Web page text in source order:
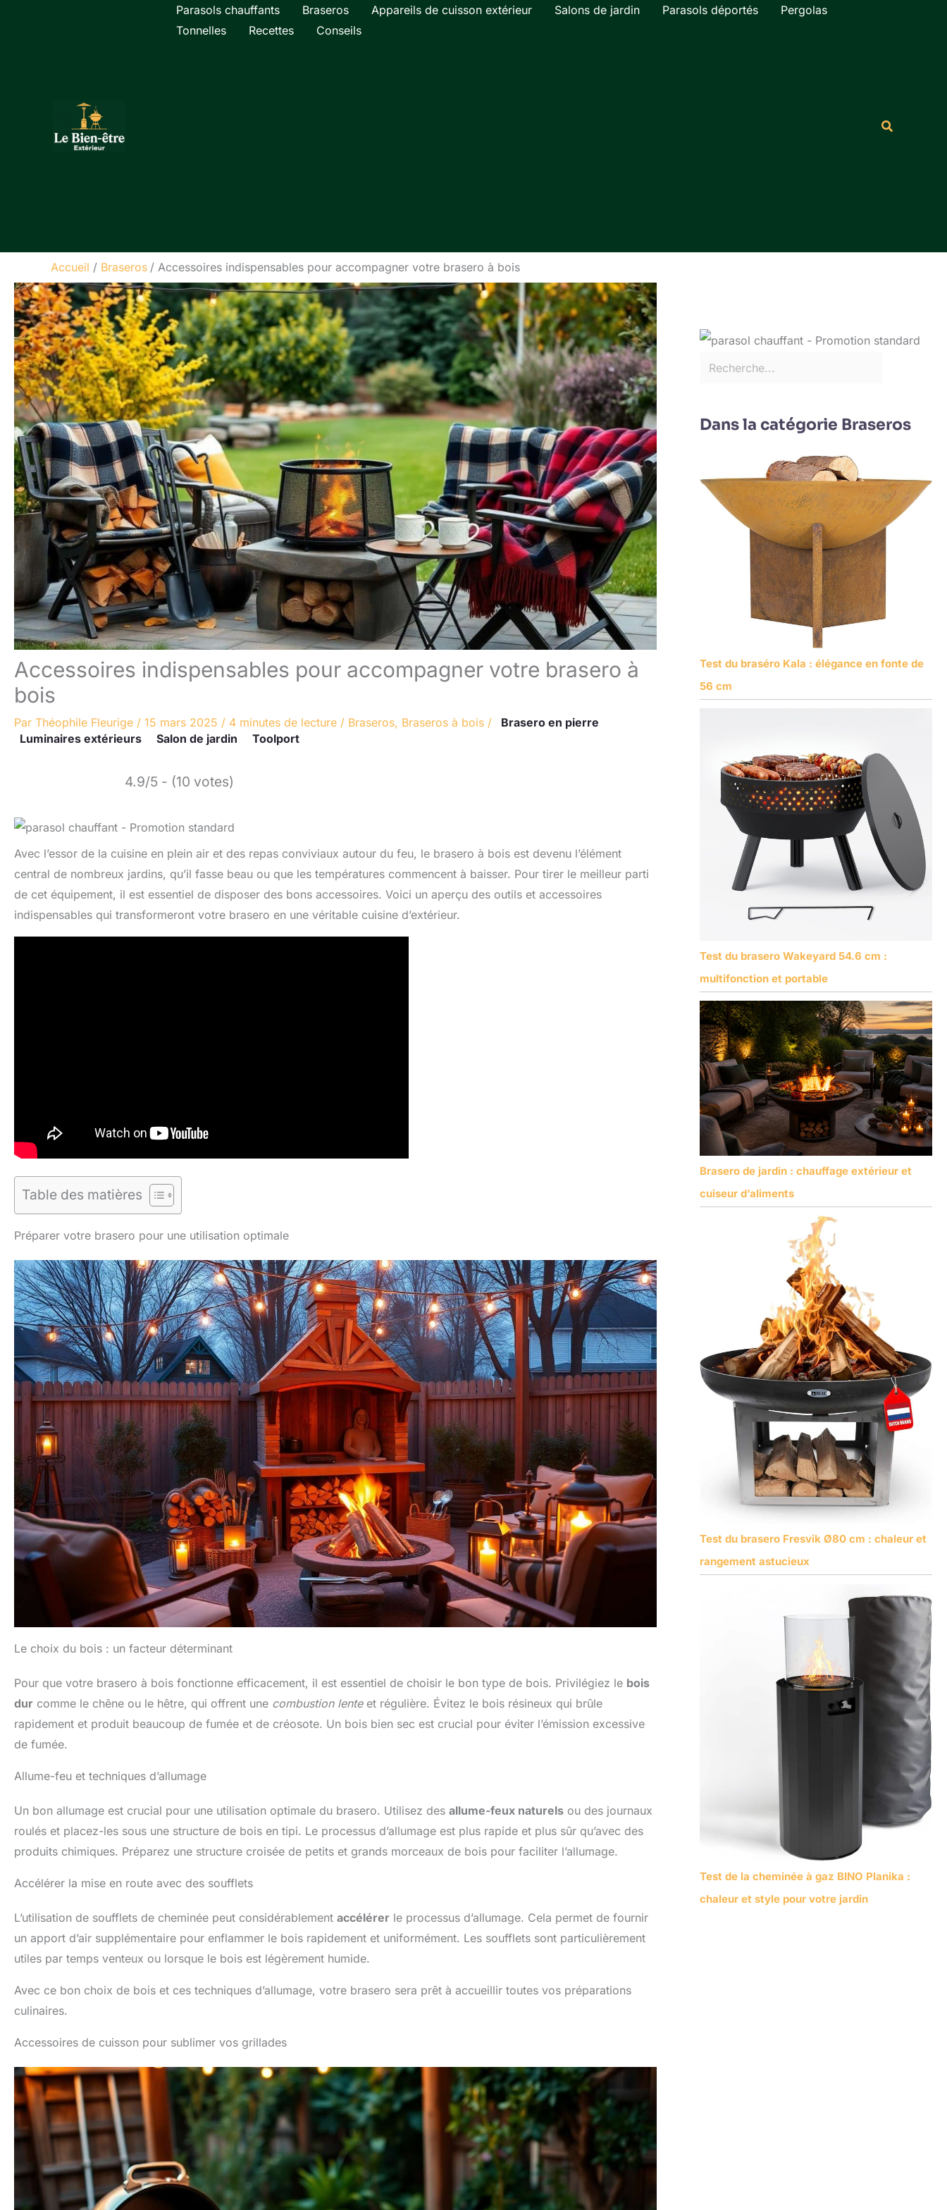
Parasols chauffants Braseros Appareils de cuisson extérieur Salons de jardin Parasols déportés
Pergolas
Tonnelles
Recettes Conseils
Accueil Braseros Accessoires indispensables pour accompagner votre brasero à bois
Accessoires indispensables pour accompagner votre brasero à
bois
Par Théophile Fleurige / 15 mars 2025 / 4 minutes de lecture / Braseros, Braseros à bois /
Brasero en pierre
Luminaires extérieurs
Salon de jardin Toolport
4.9/5 - (10 votes)
Avec l’essor de la cuisine en plein air et des repas conviviaux autour du feu, le brasero à bois est devenu l’élément
central de nombreux jardins, qu’il fasse beau ou que les températures commencent à baisser. Pour tirer le meilleur parti
de cet équipement, il est essentiel de disposer des bons accessoires. Voici un aperçu des outils et accessoires
indispensables qui transformeront votre brasero en une véritable cuisine d’extérieur.
Table des matières
Préparer votre brasero pour une utilisation optimale
Le choix du bois : un facteur déterminant
Pour que votre brasero à bois fonctionne efficacement, il est essentiel de choisir le bon type de bois. Privilégiez le bois
dur comme le chêne ou le hêtre, qui offrent une combustion lenteet régulière. Évitez le bois résineux qui brûle
rapidement et produit beaucoup de fumée et de créosote. Un bois bien sec est crucial pour éviter l’émission excessive
de fumée.
Allume-feu et techniques d’allumage
Un bon allumage est crucial pour une utilisation optimale du brasero. Utilisez des allume-feux naturels ou des journaux
roulés et placez-les sous une structure de bois en tipi. Le processus d’allumage est plus rapide et plus sûr qu’avec des
produits chimiques. Préparez une structure croisée de petits et grands morceaux de bois pour faciliter l’allumage.
Accélérer la mise en route avec des soufflets
L’utilisation de soufflets de cheminée peut considérablement accélérer le processus d’allumage. Cela permet de fournir
un apport d’air supplémentaire pour enflammer le bois rapidement et uniformément. Les soufflets sont particulièrement
utiles par temps venteux ou lorsque le bois est légèrement humide.
Avec ce bon choix de bois et ces techniques d’allumage, votre brasero sera prêt à accueillir toutes vos préparations
culinaires.
Accessoires de cuisson pour sublimer vos grillades
Rechercher
Dans la catégorie Braseros
Test du braséro Kala : élégance en fonte de
56 cm
Test du brasero Wakeyard 54.6 cm :
multifonction et portable
Brasero de jardin : chauffage extérieur et
cuiseur d’aliments
Test du brasero Fresvik Ø80 cm : chaleur et
rangement astucieux
Test de la cheminée à gaz BINO Planika :
chaleur et style pour votre jardin